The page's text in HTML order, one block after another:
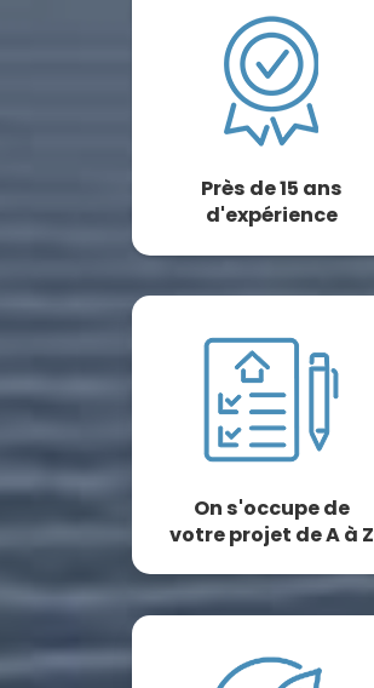
Près de 15 ans
d'expérience
On s'occupe de
votre projet de A à Z